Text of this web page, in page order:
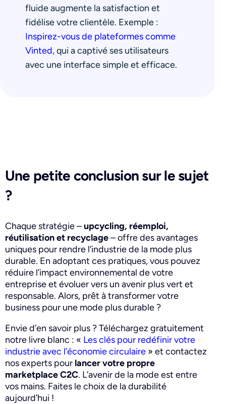
fluide augmente la satisfaction et
fidélise votre clientèle. Exemple :
Inspirez-vous de plateformes comme
Vinted, qui a captivé ses utilisateurs
avec une interface simple et efficace.
Une petite conclusion sur le sujet
?
Chaque stratégie –upcycling, réemploi,
réutilisation et recyclage– offre des avantages
uniques pour rendre l’industrie de la mode plus
durable. En adoptant ces pratiques, vous pouvez
réduire l’impact environnemental de votre
entreprise et évoluer vers un avenir plus vert et
responsable. Alors, prêt à transformer votre
business pour une mode plus durable ?
Envie d’en savoir plus ? Téléchargez gratuitement
notre livre blanc : « Les clés pour redéfinir votre
industrie avec l’économie circulaire » et contactez
nos experts pour lancer votre propre
marketplace C2C. L’avenir de la mode est entre
vos mains. Faites le choix de la durabilité
aujourd’hui !